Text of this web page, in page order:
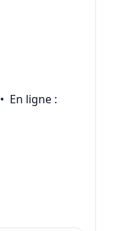
• En ligne :